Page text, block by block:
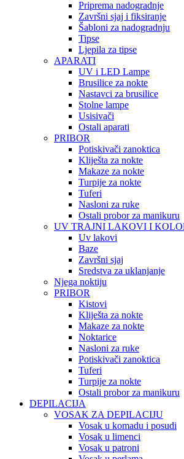
Priprema nadogradnje
Završni sjaj i fiksiranje
Šabloni za nadogradnju
Tipse
Ljepila za tipse
APARATI
UV i LED Lampe
Brusilice za nokte
Nastavci za brusilice
Stolne lampe
Usisivači
Ostali aparati
PRIBOR
Potiskivači zanoktica
Kliješta za nokte
Makaze za nokte
Turpije za nokte
Tuferi
Nasloni za ruke
Ostali probor za manikuru
UV TRAJNI LAKOVI I
Uv lakovi
Baze
Završni sjaj
Sredstva za uklanjanje
Njega noktiju
PRIBOR
Kistovi
Kliješta za nokte
Makaze za nokte
Noktarice
Nasloni za ruke
Potiskivači zanoktica
Tuferi
Turpije za nokte
Ostali probor za manikuru
DEPILACIJA
VOSAK ZA DEPILACIJU
Vosak u komadu i posudi
Vosak u limenci
Vosak u patroni